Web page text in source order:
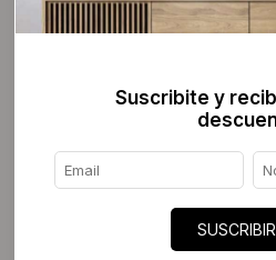
Suscribite y